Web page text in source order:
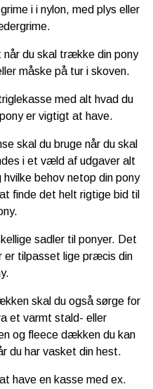
i i nylon, med plys eller
du skal trække din pony
måske på tur i skoven.
med alt hvad du
er vigtigt at have.
skal du bruge når du skal
i et væld af udgaver alt
behov netop din pony
finde det helt rigtige bid til
sadler til ponyer. Det
er tilpasset lige præcis din
skal du også sørge for
et varmt stald- eller
og fleece dækken du kan
du har vasket din hest.
have en kasse med ex.